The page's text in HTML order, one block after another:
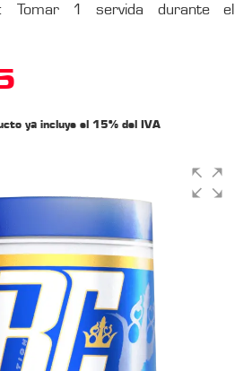
Tomar 1 servida durante el
ya incluye el 15% del IVA